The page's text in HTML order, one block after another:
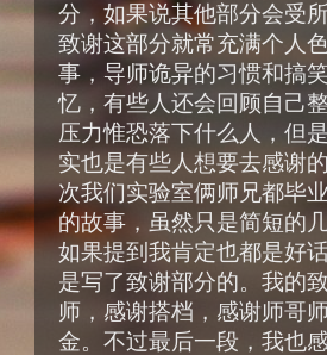
分，如果说其他部分会受
致谢这部分就常充满个人
事，导师诡异的习惯和搞
忆，有些人还会回顾自己
压力惟恐落下什么人，但
实也是有些人想要去感谢
次我们实验室俩师兄都毕
的故事，虽然只是简短的
如果提到我肯定也都是好
是写了致谢部分的。我的
师，感谢搭档，感谢师哥
金。不过最后一段，我也